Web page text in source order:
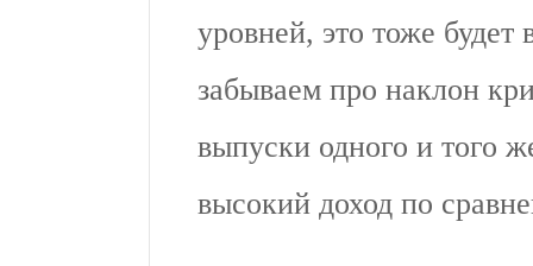
уровней, это тоже
забываем про наклон
выпуски одного и того
высокий доход по